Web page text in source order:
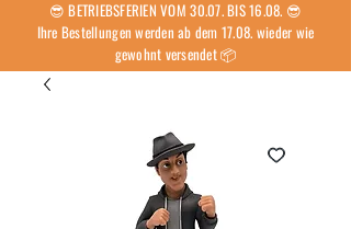
😎 BETRIEBSFERIEN VOM 30.07. BIS 16.08. 😎
Ihre Bestellungen werden ab dem 17.08. wieder wie
gewohnt versendet 📦